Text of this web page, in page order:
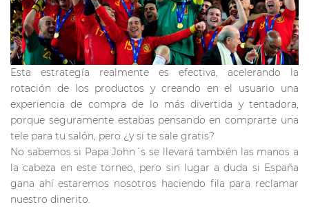
Esta estrategía realmente es efectiva, acelerando la
rotación de los productos y creando en el usuario una
experiencia de compra de lo más divertida y tentadora,
porque seguramente estabas pensando en comprarte una
tele para tu salón, pero ¿y si te sale gratis?
No sabemos si Papa John´s se llevará también las manos a
la cabeza en este torneo, pero sin lugar a duda si España
gana ahí estaremos nosotros haciendo fila para reclamar
nuestro dinerito.